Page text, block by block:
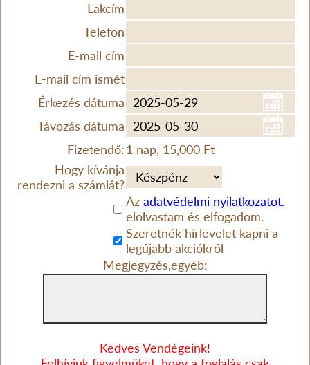
Lakcím
Telefon
E-mail cím
E-mail cím ismét
Érkezés dátuma
Távozás dátuma
Fizetendő:1 nap, 15,000 Ft
Hogy kívánja
rendezni a számlát?
Az adatvédelmi nyilatkozatot.
elolvastam és elfogadom.
Szeretnék hírlevelet kapni a
legújabb akciókról
Megjegyzés,egyéb:
Kedves Vendégeink!